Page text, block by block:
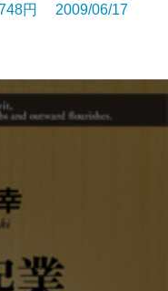
円 2009/06/17